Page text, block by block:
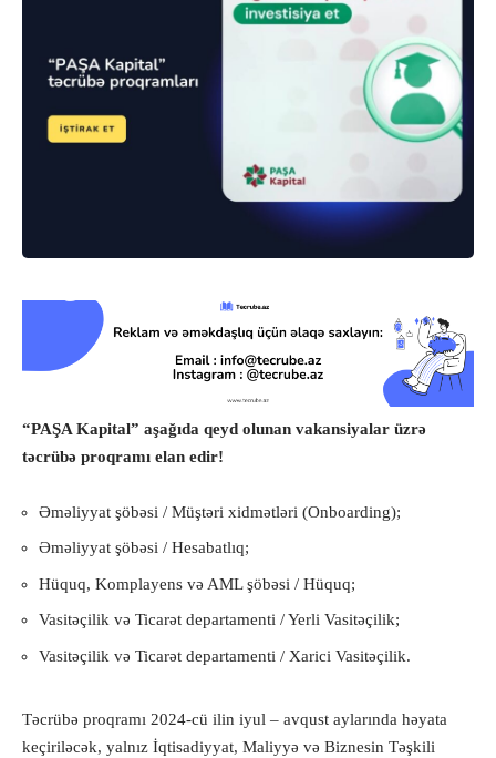
“PAŞA Kapital” aşağıda qeyd olunan vakansiyalar üzrə
təcrübə proqramı elan edir!
Əməliyyat şöbəsi / Müştəri xidmətləri (Onboarding);
Əməliyyat şöbəsi / Hesabatlıq;
Hüquq, Komplayens və AML şöbəsi / Hüquq;
Vasitəçilik və Ticarət departamenti / Yerli Vasitəçilik;
Vasitəçilik və Ticarət departamenti / Xarici Vasitəçilik.
Təcrübə proqramı 2024-cü ilin iyul – avqust aylarında həyata
keçiriləcək, yalnız İqtisadiyyat, Maliyyə və Biznesin Təşkili